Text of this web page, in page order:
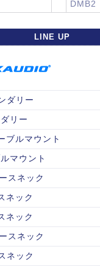
DMB2
LINE UP
ダリー
リー
ブルマウント
マウント
スネック
ネック
ネック
スネック
ネック